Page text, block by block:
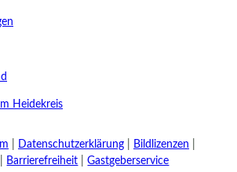
Heidekreis
Datenschutzerklärung
Bildlizenzen
Barrierefreiheit Gastgeberservice